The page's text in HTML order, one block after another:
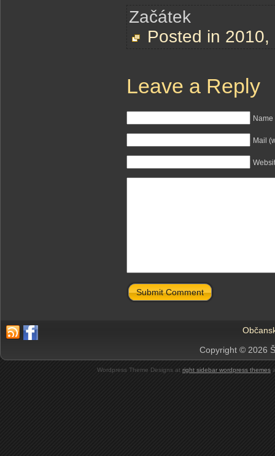
Začátek
Posted in 2010,
Leave a Reply
Mail
Submit Comment
Copyright © 2026
Wordpress Theme Designs at right sidebar wordpress themes